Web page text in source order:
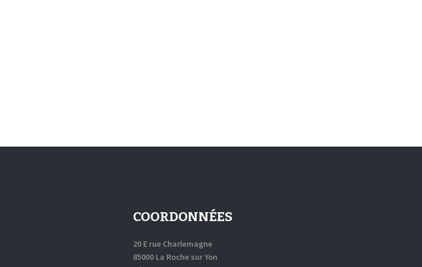
COORDONNÉES
20 E rue Charlemagne
85000 La Roche sur Yon